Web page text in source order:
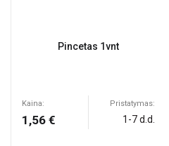
Pincetas 1vnt
Kaina:
1,56 €
Pristatymas:
1-7 d.d.